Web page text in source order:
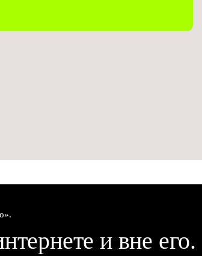
и вне его.